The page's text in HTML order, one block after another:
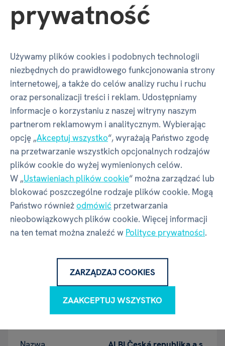
Wiek: 3+
roku życia. Zawiera małe części. Grozi zadławieniem.
Wyprodukowano w Chinach.Podmiot
odpowiedzialny : Albi Polska Sp. z o.o., ul.
Radzikowskiego 3, 31-305, Kraków.
ZESTAWY KREATYWNE ALBI
Właściwości
Kod produktu
Producent - w rozumieniu
prywatność
Używamy plików cookies i podobnych technologii
niezbędnych do prawidłowego funkcjonowania strony
internetowej, a także do celów analizy ruchu i ruchu
oraz personalizacji treści i reklam. Udostępniamy
informacje o korzystaniu z naszej witryny naszym
partnerom reklamowym i analitycznym. Wybierając
opcję „Akceptuj wszystko“, wyrażają Państwo zgodę
na przetwarzanie wszystkich opcjonalnych rodzajów
plików cookie do wyżej wymienionych celów.
W „Ustawieniach plików cookie“ można zarządzać lub
blokować poszczególne rodzaje plików cookie. Mogą
Państwo równieżodmówić przetwarzania
nieobowiązkowych plików cookie. Więcej informacji
na ten temat można znaleźć w Polityce prywatności.
ZARZĄDZAJ COOKIES
ZAAKCEPTUJ WSZYSTKO